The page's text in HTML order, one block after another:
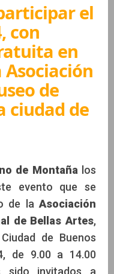
el
con
en
de
ciudad de
de Montañalos
evento que se
de laAsociación
de Bellas Artes,
de Buenos
de 9.00 a 14.00